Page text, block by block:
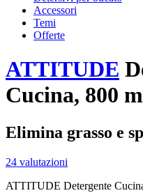
Accessori
Temi
Offerte
ATTITUDE
Cucina, 800
Elimina grasso e
24 valutazioni
ATTITUDE Detergente